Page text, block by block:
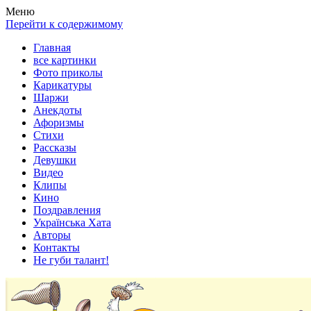
Весела хата — прикольные картинки, смешные истории, клипы!
Покажем всем ваши фото приколы, карикатуры, шаржи, стихи,
Меню
Перейти к содержимому
Главная
все картинки
Фото приколы
Карикатуры
Шаржи
Анекдоты
Афоризмы
Стихи
Рассказы
Девушки
Видео
Клипы
Кино
Поздравления
Українська Хата
Авторы
Контакты
Не губи талант!